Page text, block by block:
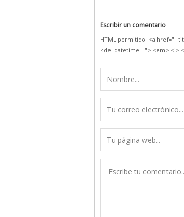
Escribir un comentario
HTML permitido: <a href=""
<del datetime=""> <em> <i>